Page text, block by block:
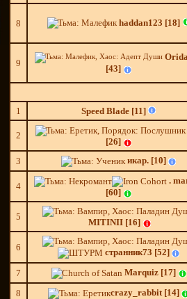
8 haddan123 [18]
9
[43]
1
Speed Blade [11]
2
[26]
3 икар. [10]
4
.
[60]
5
MITINII [16]
6 странник73 [52]
7
Marquiz [17]
8
crazy_rabbit [14]